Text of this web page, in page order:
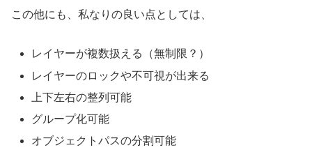
この他にも、私なりの良い点としては、
レイヤーが複数扱える（無制限？）
レイヤーのロックや不可視が出来る
上下左右の整列可能
グループ化可能
オブジェクトパスの分割可能